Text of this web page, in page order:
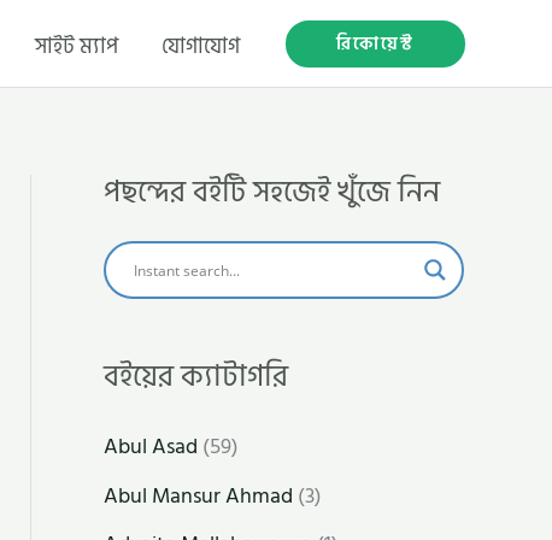
সাইট ম্যাপ যোগাযোগ রিকোয়েস্ট
পছন্দের বইটি সহজেই খুঁজে নিন
বইয়ের ক্যাটাগরি
Abul Asad (59)
Abul Mansur Ahmad (3)